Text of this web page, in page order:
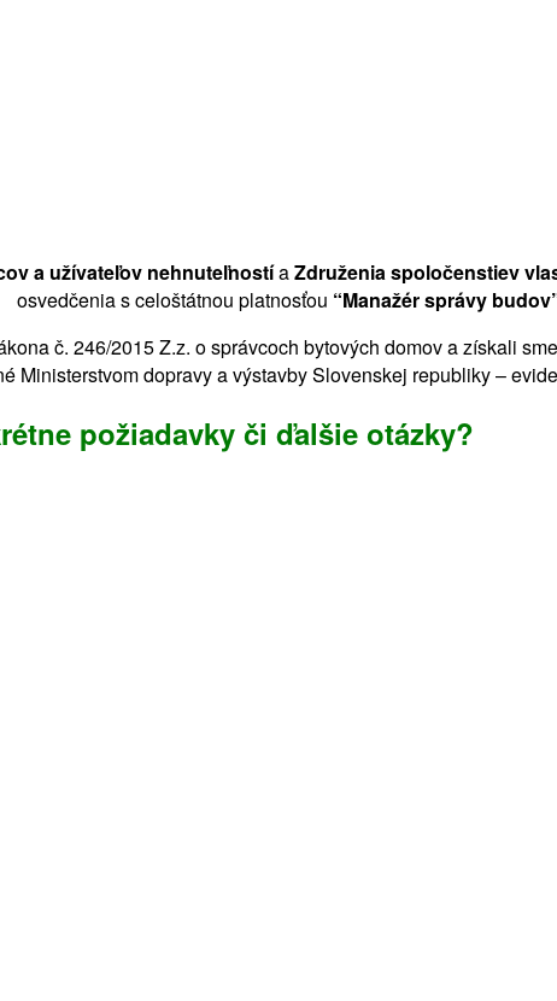
a užívateľov nehnuteľnostíaZdruženia spoločenstiev
osvedčenia s celoštátnou platnosťou “Manažér správy
č. 246/2015 Z.z. o správcoch bytových domov a získali sme
Ministerstvom dopravy a výstavby Slovenskej republiky –
požiadavky či ďalšie otázky?